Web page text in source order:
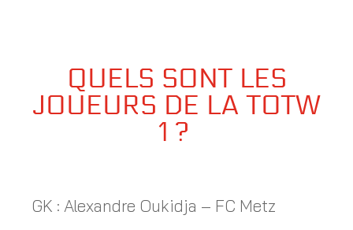
QUELS SONT LES
JOUEURS DE LA TOTW
1 ?
GK : Alexandre Oukidja – FC Metz